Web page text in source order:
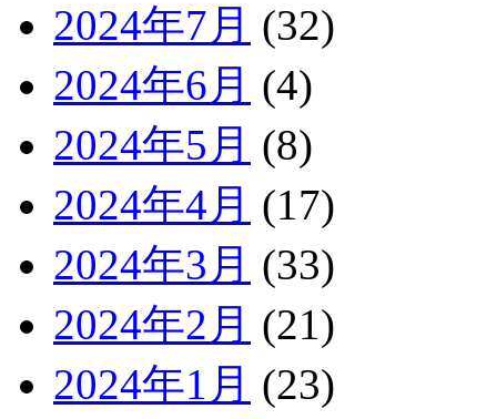
2024年7月 (32)
2024年6月 (4)
2024年5月 (8)
2024年4月 (17)
2024年3月 (33)
2024年2月 (21)
2024年1月 (23)